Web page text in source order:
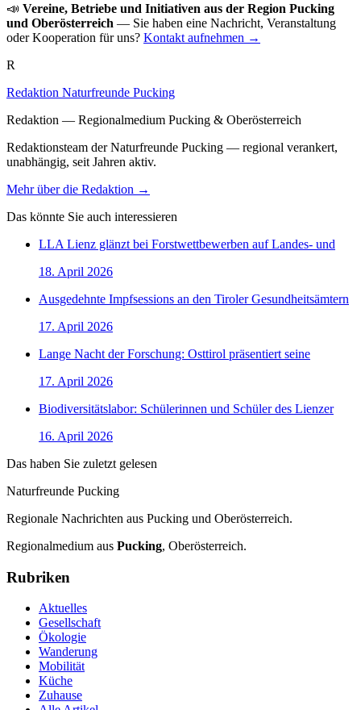
📣 Vereine, Betriebe und Initiativen aus der Region Pucking
und Oberösterreich — Sie haben eine Nachricht, Veranstaltung
oder Kooperation für uns? Kontakt aufnehmen →
R
Redaktion Naturfreunde Pucking
Redaktion — Regionalmedium Pucking & Oberösterreich
Redaktionsteam der Naturfreunde Pucking — regional verankert,
unabhängig, seit Jahren aktiv.
Mehr über die Redaktion →
Das könnte Sie auch interessieren
LLA Lienz glänzt bei Forstwettbewerben auf Landes- und
18. April 2026
Ausgedehnte Impfsessions an den Tiroler Gesundheitsämtern
17. April 2026
Lange Nacht der Forschung: Osttirol präsentiert seine
17. April 2026
Biodiversitätslabor: Schülerinnen und Schüler des Lienzer
16. April 2026
Das haben Sie zuletzt gelesen
Naturfreunde Pucking
Regionale Nachrichten aus Pucking und Oberösterreich.
Regionalmedium aus Pucking, Oberösterreich.
Rubriken
Aktuelles
Gesellschaft
Ökologie
Wanderung
Mobilität
Küche
Zuhause